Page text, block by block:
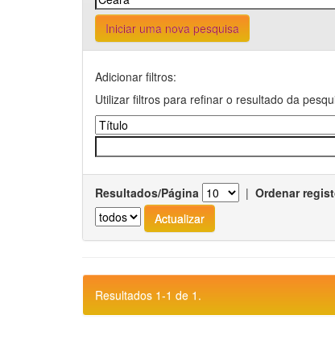
Iniciar uma nova pesquisa
Adicionar filtros:
Utilizar filtros para refinar o resultado da
Resultados/Página | Ordenar
Resultados 1-1 de 1.